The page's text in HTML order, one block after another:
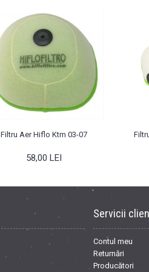
Filtru Aer Hiflo Ktm 03-07
58,00 LEI
Servicii
Contul meu
Returnări
Producători